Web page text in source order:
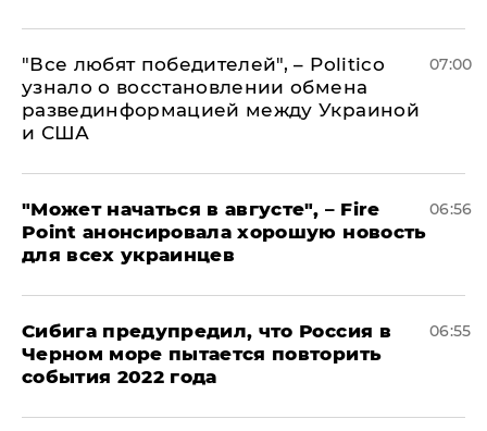
​"Все любят победителей", – Politico
узнало о восстановлении обмена
развединформацией между Украиной
и США
07:00
"Может начаться в августе", – Fire
Point анонсировала хорошую новость
для всех украинцев
06:56
Сибига предупредил, что Россия в
Черном море пытается повторить
события 2022 года
06:55